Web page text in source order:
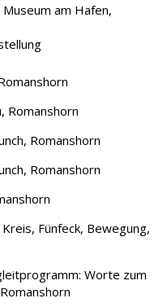
Museum am Hafen,
Romanshorn
Romanshorn
Romanshorn
Fünfeck, Bewegung,
Worte zum
Romanshorn